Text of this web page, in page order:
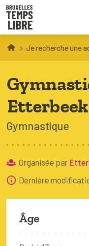
Infos parents
Droit au loisir
Coordinations
À
Trouver
Je recherche une
Etterbeek
Gymnastique
Organisée par
Dernière
Âge